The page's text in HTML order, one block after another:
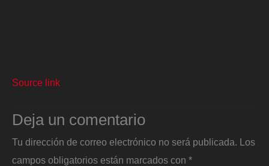
Source link
Deja un comentario
Tu dirección de correo electrónico no será publicada. Los
campos obligatorios están marcados con *